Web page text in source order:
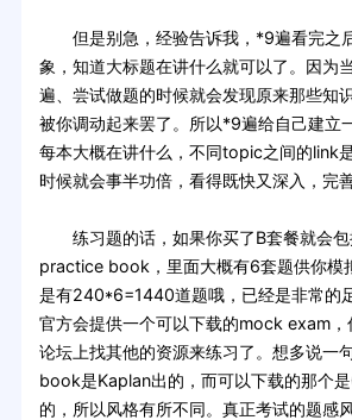
但是别急，经验告诉我，*9遍看完之
象，知道大标题在讲什么就可以了。因为
遍、尝试做题的时候就会发现原来那些知
被你调动起来罢了。所以*9遍给自己建立
每本大概在讲什么，不同topic之间的link
时候就会事半功倍，看得既快又深入，完
练习题的话，如果你买了B套餐就会包
practice book，里面大概有6套题供你模
是有240*6=1440道题哦，已经是非常的
官方会提供一个可以下载的mock exam，
论坛上找其他的资源来练习了。想多说一
book是Kaplan出的，而可以下载的那个
的，所以风格有所不同。真正考试的题感